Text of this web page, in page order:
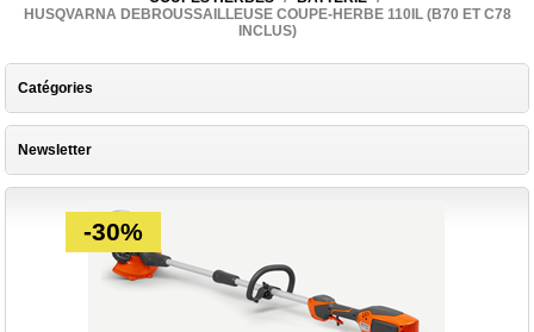
HUSQVARNA DEBROUSSAILLEUSE COUPE-HERBE 110IL (B70 ET C78
INCLUS)
Catégories
Newsletter
-30%